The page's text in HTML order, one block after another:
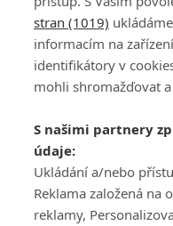
DISKUZE
Šéfredaktorkou webu jePetr
Máte-li zájem o inzerci
Ochrana osobních údajů|
Upravit
stran (1019)
informacím na
identifikátory v
mohli shromažďovat
S našimi partnery
údaje:
Ukládání a/nebo
Reklama založená na
reklamy,